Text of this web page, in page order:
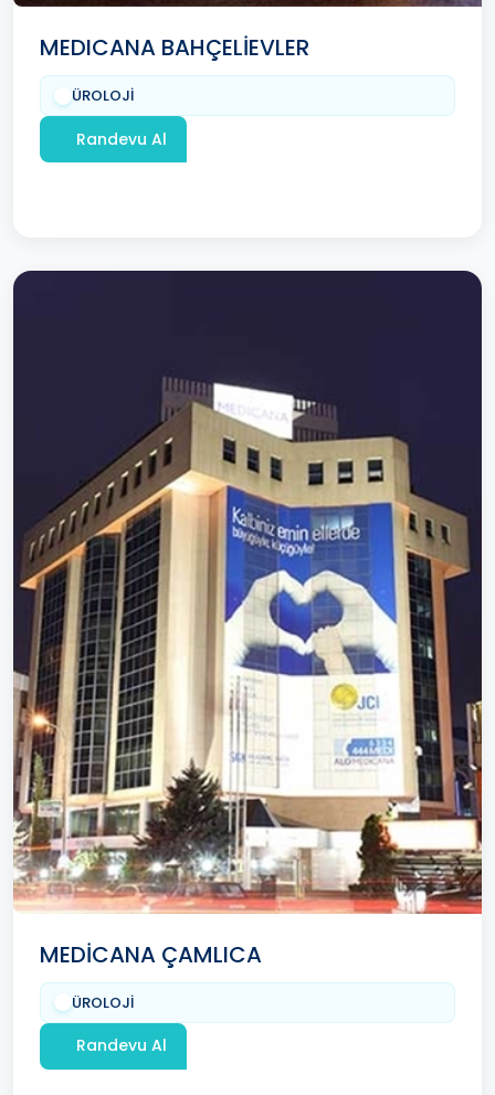
MEDICANA BAHÇELİEVLER
ÜROLOJİ
Randevu Al
MEDİCANA ÇAMLICA
ÜROLOJİ
Randevu Al